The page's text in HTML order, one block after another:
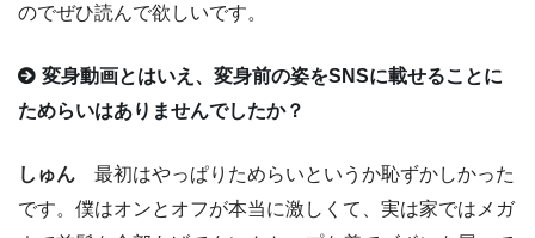
のでぜひ読んで欲しいです。
変身動画とはいえ、変身前の姿をSNSに載せることに
ためらいはありませんでしたか？
しゅん 最初はやっぱりためらいというか恥ずかしかった
です。僕はオンとオフが本当に激しくて、実は家ではメガ